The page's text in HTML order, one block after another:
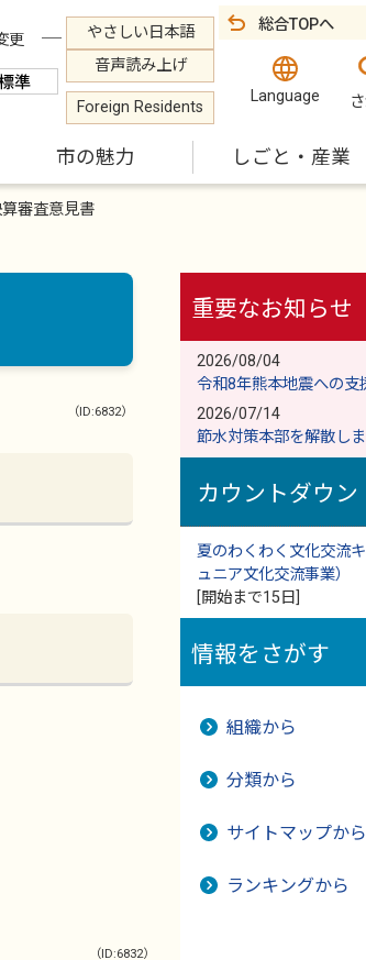
更
やさしい日本語
音声読み上げ
Foreign Residents
総合TOPへ
Language
市の魅力 しごと・産業
審査意見書
（ID:6832）
（ID:6832）
重要なお知らせ
2026/08/04
令和8年熊本地震への支
2026/07/14
節水対策本部を解散し
カウントダウン
夏のわくわく文化交流
ュニア文化交流事業）
[開始まで15日]
情報をさがす
組織から
分類から
サイトマップから
ランキングから